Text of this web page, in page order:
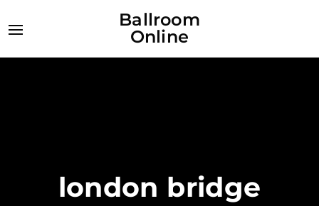
Ballroom
Online
london bridge